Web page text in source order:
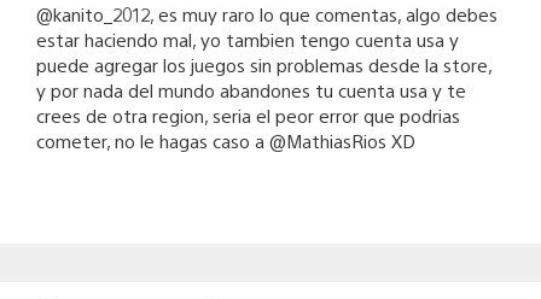
@kanito_2012, es muy raro lo que comentas, algo debes
estar haciendo mal, yo tambien tengo cuenta usa y
puede agregar los juegos sin problemas desde la store,
y por nada del mundo abandones tu cuenta usa y te
crees de otra region, seria el peor error que podrias
cometer, no le hagas caso a @MathiasRios XD